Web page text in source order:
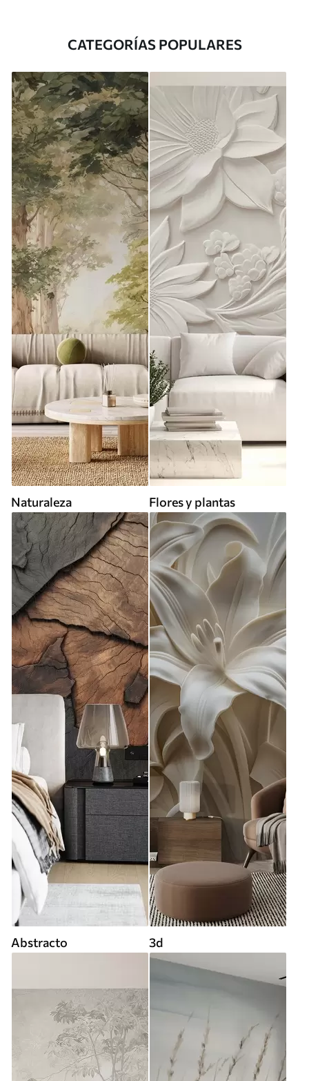
CATEGORÍAS POPULARES
Naturaleza Flores y plantas
Abstracto 3d